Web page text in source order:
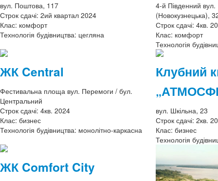
вул. Поштова, 117
Строк сдачі: 2ий квартал 2024
Клас: комфорт
Технологія будівництва: цегляна
4-й Південний
(Новокузнецька),
Строк сдачі: 4кв.
Клас: комфорт
Технологія
ЖК Central
Фестивальна площа вул. Перемоги / бул.
Центральний
Строк сдачі: 4кв. 2024
Клас: бизнес
Технологія будівництва: монолітно-каркасна
Клубний
вул. Шкільна, 23
Строк сдачі: 2кв.
Клас: бизнес
Технологія
ЖК Comfort City